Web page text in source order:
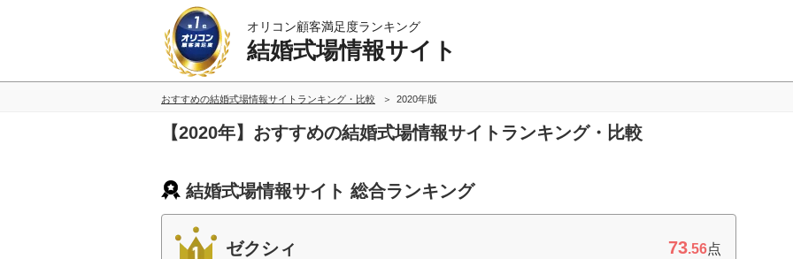
オリコン顧客満足度ランキング
結婚式場情報サイト
おすすめの結婚式場情報サイトランキング・比較 2020年版
【2020年】おすすめの結婚式場情報サイトランキング・比較
結婚式場情報サイト 総合ランキング
ゼクシィ 73.56点